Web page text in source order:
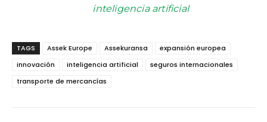
inteligencia artificial
TAGS Assek Europe Assekuransa
expansión europea
innovación
inteligencia artificial
seguros internacionales
transporte de mercancías